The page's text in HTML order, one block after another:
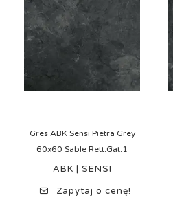
Gres ABK Sensi Pietra Grey
60x60 Sable Rett.Gat.1
ABK | SENSI
Zapytaj o cenę!